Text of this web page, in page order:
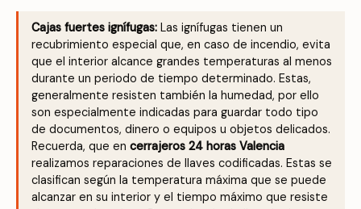
Cajas fuertes ignífugas: Las ignífugas tienen un
recubrimiento especial que, en caso de incendio, evita
que el interior alcance grandes temperaturas al menos
durante un periodo de tiempo determinado. Estas,
generalmente resisten también la humedad, por ello
son especialmente indicadas para guardar todo tipo
de documentos, dinero o equipos u objetos delicados.
Recuerda, que en cerrajeros 24 horas Valencia
realizamos reparaciones de llaves codificadas. Estas se
clasifican según la temperatura máxima que se puede
alcanzar en su interior y el tiempo máximo que resiste